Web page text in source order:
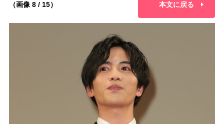
（画像 8 / 15） 本文に戻る